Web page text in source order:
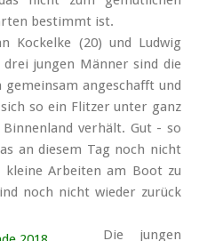
bestimmt ist.
Kockelke (20) und Ludwig
jungen Männer sind die
angeschafft und
so ein Flitzer unter ganz
verhält. Gut - so
an diesem Tag noch nicht
kleine Arbeiten am Boot zu
noch nicht wieder zurück
Die jungen